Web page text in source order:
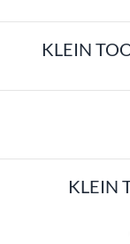
KLEIN
KLEIN